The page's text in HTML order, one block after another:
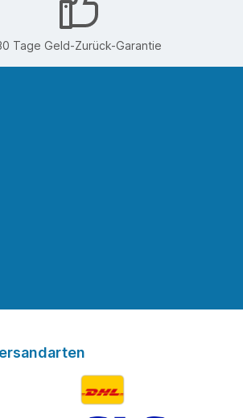
Tage Geld-Zurück-Garantie